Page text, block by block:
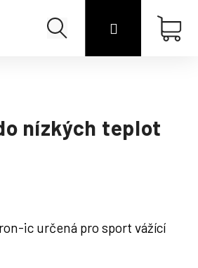
Hledat Přihlášení
nízkých teplot
ic určená pro sport vážící